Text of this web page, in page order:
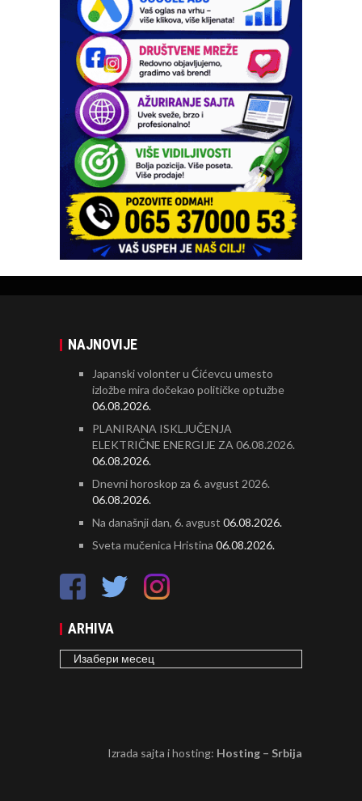
NAJNOVIJE
Japanski volonter u Ćićevcu umesto
izložbe mira dočekao političke optužbe
06.08.2026.
PLANIRANA ISKLJUČENJA
ELEKTRIČNE ENERGIJE ZA 06.08.2026.
06.08.2026.
Dnevni horoskop za 6. avgust 2026.
06.08.2026.
Na današnji dan, 6. avgust 06.08.2026.
Sveta mučenica Hristina 06.08.2026.
ARHIVA
ARHIVA
Izrada sajta i hosting: Hosting – Srbija